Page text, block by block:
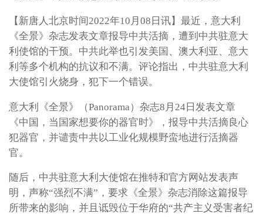
【新唐人北京时间2022年10月08日讯】最近，意大利
《全景》杂志发表文章报导中共活摘，遭到中共驻意大
利使馆的干预。中共此举也引发美国、澳大利亚、意大
利等多个机构的抗议和不满。评论指出，中共驻意大利
大使馆引火烧身，犯下一个错误。
意大利《全景》（Panorama）杂志8月24日发表文章
《中国，当国家想要你的器官时》，报导中共活摘良心
犯器官，并谴责中共以工业化规模野蛮地进行活摘器
官。
随后，中共驻意大利大使馆在推特和官方网站发表声
明，声称“强烈不满”，要求《全景》杂志消除这篇报导
所带来的影响，并且诋毁位于华府的“共产主义受害者纪